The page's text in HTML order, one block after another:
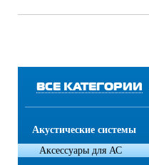
ВСЕ КАТЕГОРИИ
Акустические системы
Аксессуары для АС